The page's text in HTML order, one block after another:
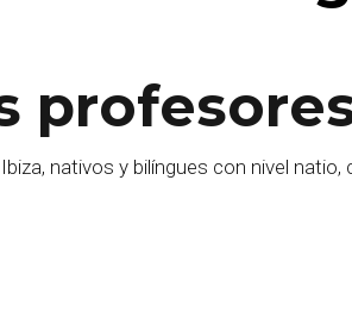
nativos y bilíngues con nivel